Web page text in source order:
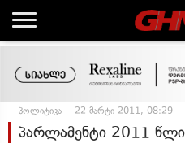
პოლიტიკა 22 მარტი 2011, 08:29
პარლამენტი 2011